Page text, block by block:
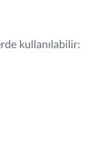
kullanılabilir: